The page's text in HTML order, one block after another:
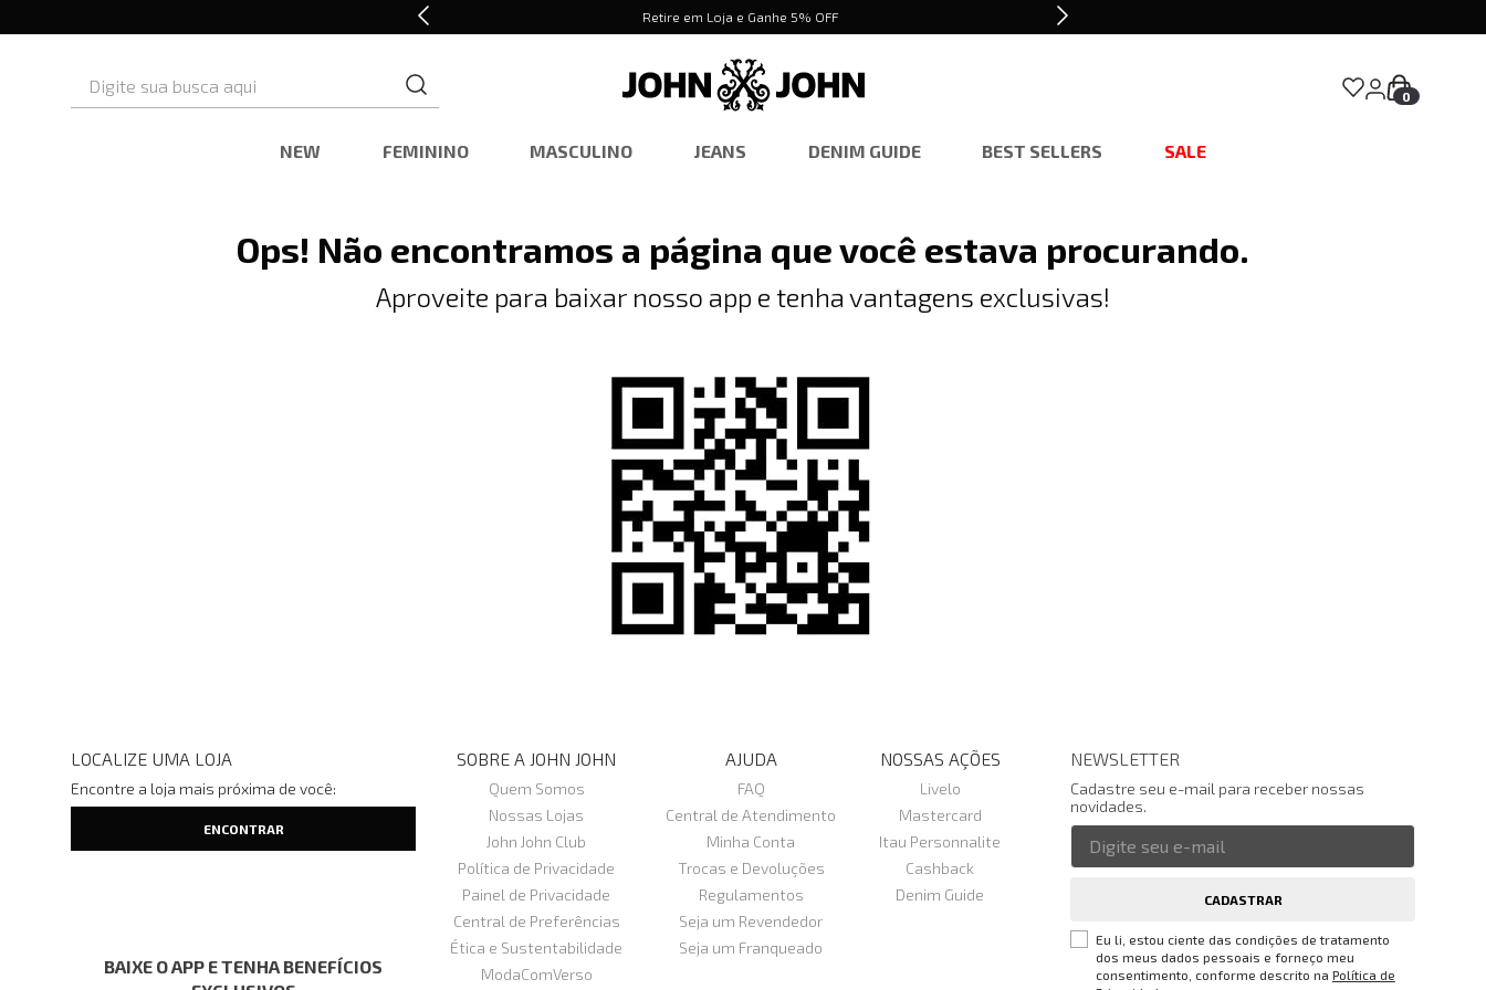
Retire em Loja e Ganhe 5% OFF
0
NEW FEMININO MASCULINO JEANS DENIM GUIDE BEST SELLERS SALE
Ops! Não encontramos a página que você estava procurando.
Aproveite para baixar nosso app e tenha vantagens exclusivas!
LOCALIZE UMA LOJA
Encontre a loja mais próxima de você:
BAIXE O APP E TENHA BENEFÍCIOS
SOBRE A JOHN JOHN
Quem Somos
Nossas Lojas
John John Club
Política de Privacidade
Painel de Privacidade
Central de Preferências
Ética e Sustentabilidade
ModaComVerso
AJUDA
FAQ
Central de Atendimento
Minha Conta
Trocas e Devoluções
Regulamentos
Seja um Revendedor
Seja um Franqueado
NOSSAS AÇÕES
Livelo
Mastercard
Itau Personnalite
Cashback
Denim Guide
NEWSLETTER
Cadastre seu e-mail para receber nossas
novidades.
CADASTRAR
Eu li, estou ciente das condições de tratamento
dos meus dados pessoais e forneço meu
consentimento, conforme descrito na Política de